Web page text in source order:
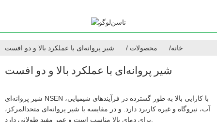
خانه محصولات شیر پروانه‌ای با عملکرد بالا و دو افست
شیر پروانه‌ای با عملکرد بالا و دو افست
شیر پروانه‌ای NSEN با کارایی بالا به طور گسترده در فرآیندهای شیمیایی،
آب، نیروگاه و غیره کاربرد دارد. و در مقایسه با شیر پروانه‌ای متحدالمرکز،